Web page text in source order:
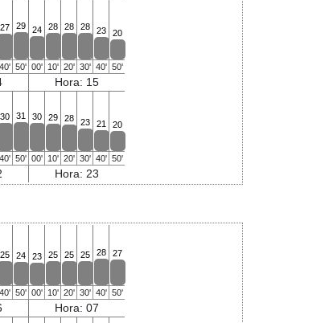
27 29 24 28 28 28 23 20
40' 50' 00' 10' 20' 30' 40' 50'
Hora: 15
30 31 30 29 28 23 21 20
40' 50' 00' 10' 20' 30' 40' 50'
Hora: 23
25 24 23 25 25 25 28 27
40' 50' 00' 10' 20' 30' 40' 50'
Hora: 07